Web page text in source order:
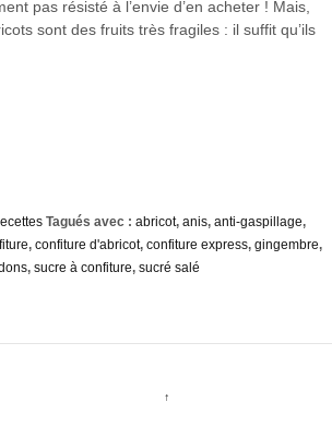
pas résisté à l’envie d’en acheter ! Mais,
sont des fruits très fragiles : il suffit qu’ils
Tagués avec : abricot, anis, anti-gaspillage,
, confiture d'abricot, confiture express, gingembre,
, sucre à confiture, sucré salé
↑